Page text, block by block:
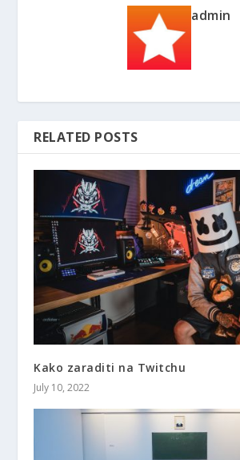
admin
RELATED POSTS
Kako zaraditi na Twitchu
July 10, 2022